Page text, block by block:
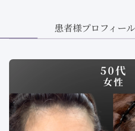
患者様プロフィー